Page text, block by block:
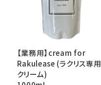
【業務用】cream for
Rakulease (ラクリス専用
クリーム)